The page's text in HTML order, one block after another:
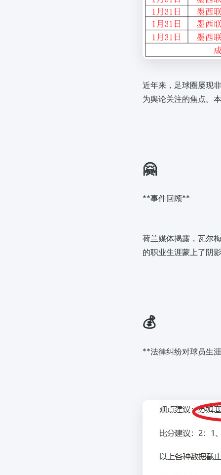
近年来，足球圈屡现
为舆论关注的焦点。
🤗
**事件回顾**
荷兰媒体揭露，瓦尔
的职业生涯蒙上了阴
💰
**法律纠纷对球员生